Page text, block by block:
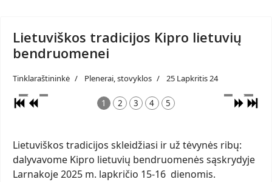
Lietuviškos tradicijos Kipro lietuvių
bendruomenei
Tinklaraštininkė Plenerai, stovyklos 25 Lapkritis 24
1 2 3 4 5
Lietuviškos tradicijos skleidžiasi ir už tėvynės ribų:
dalyvavome Kipro lietuvių bendruomenės sąskrydyje
Larnakoje 2025 m. lapkričio 15-16 dienomis.